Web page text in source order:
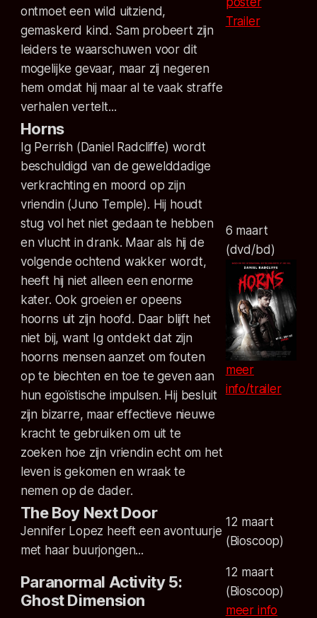
ontmoet een wild uitziend,
gemaskerd kind. Sam probeert zijn
leiders te waarschuwen voor dit
mogelijke gevaar, maar zij negeren
hem omdat hij maar al te vaak straffe
verhalen vertelt...
Trailer
Horns
Ig Perrish (Daniel Radcliffe) wordt
beschuldigd van de gewelddadige
verkrachting en moord op zijn
vriendin (Juno Temple). Hij houdt
stug vol het niet gedaan te hebben
en vlucht in drank. Maar als hij de
volgende ochtend wakker wordt,
heeft hij niet alleen een enorme
kater. Ook groeien er opeens
hoorns uit zijn hoofd. Daar blijft het
niet bij, want Ig ontdekt dat zijn
hoorns mensen aanzet om fouten
op te biechten en toe te geven aan
hun egoïstische impulsen. Hij besluit
zijn bizarre, maar effectieve nieuwe
kracht te gebruiken om uit te
zoeken hoe zijn vriendin echt om het
leven is gekomen en wraak te
nemen op de dader.
6 maart
(dvd/bd)
meer
info/trailer
The Boy Next Door
Jennifer Lopez heeft een avontuurje
met haar buurjongen...
12 maart
(Bioscoop)
Paranormal Activity 5:
Ghost Dimension
12 maart
(Bioscoop)
meer info